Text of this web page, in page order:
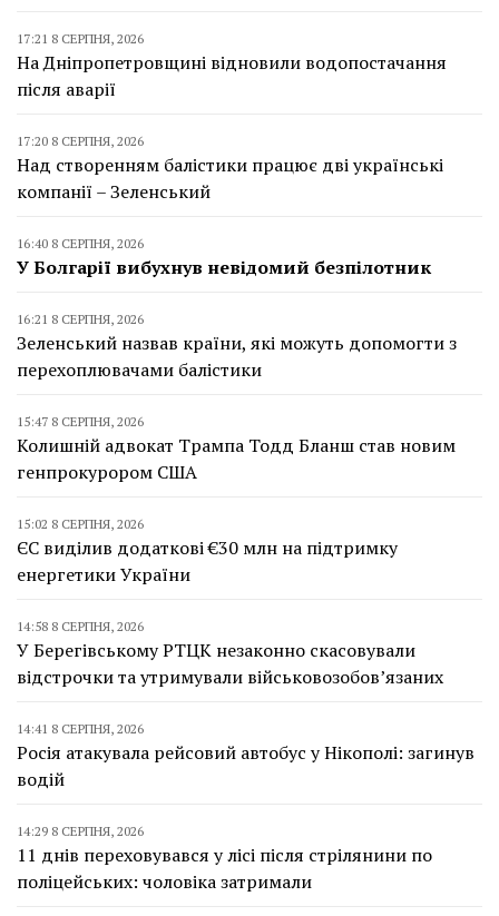
17:21 8 СЕРПНЯ, 2026
На Дніпропетровщині відновили водопостачання
після аварії
17:20 8 СЕРПНЯ, 2026
Над створенням балістики працює дві українські
компанії – Зеленський
16:40 8 СЕРПНЯ, 2026
У Болгарії вибухнув невідомий безпілотник
16:21 8 СЕРПНЯ, 2026
Зеленський назвав країни, які можуть допомогти з
перехоплювачами балістики
15:47 8 СЕРПНЯ, 2026
Колишній адвокат Трампа Тодд Бланш став новим
генпрокурором США
15:02 8 СЕРПНЯ, 2026
ЄС виділив додаткові €30 млн на підтримку
енергетики України
14:58 8 СЕРПНЯ, 2026
У Берегівському РТЦК незаконно скасовували
відстрочки та утримували військовозобов’язаних
14:41 8 СЕРПНЯ, 2026
Росія атакувала рейсовий автобус у Нікополі: загинув
водій
14:29 8 СЕРПНЯ, 2026
11 днів переховувався у лісі після стрілянини по
поліцейських: чоловіка затримали